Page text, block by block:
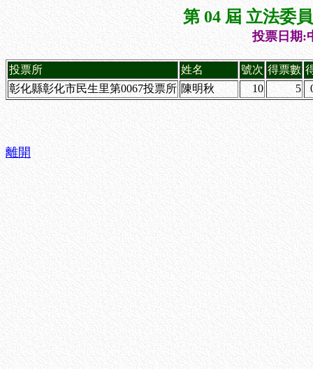
第 04 屆 立法委
投票日期:
投票所 姓名 號次 得票數
彰化縣彰化市民生里第0067投票所 陳明秋 10 5
離開